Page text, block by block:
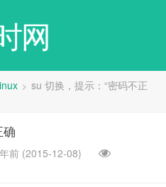
网
> su 切换，提示：“密码不正
前 (2015-12-08)